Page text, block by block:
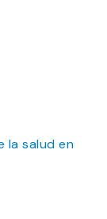
la salud en